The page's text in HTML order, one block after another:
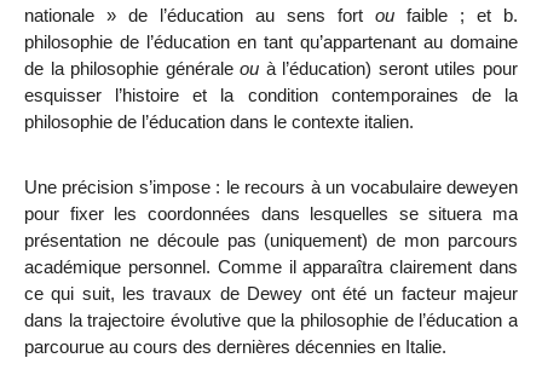
nationale » de l’éducation au sens fort ou faible ; et b.
philosophie de l’éducation en tant qu’appartenant au domaine
de la philosophie généraleou à l’éducation) seront utiles pour
esquisser l’histoire et la condition contemporaines de la
philosophie de l’éducation dans le contexte italien.
Une précision s’impose : le recours à un vocabulaire deweyen
pour fixer les coordonnées dans lesquelles se situera ma
présentation ne découle pas (uniquement) de mon parcours
académique personnel. Comme il apparaîtra clairement dans
ce qui suit, les travaux de Dewey ont été un facteur majeur
dans la trajectoire évolutive que la philosophie de l’éducation a
parcourue au cours des dernières décennies en Italie.